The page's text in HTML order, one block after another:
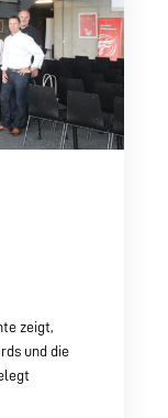
zeigt,
und die